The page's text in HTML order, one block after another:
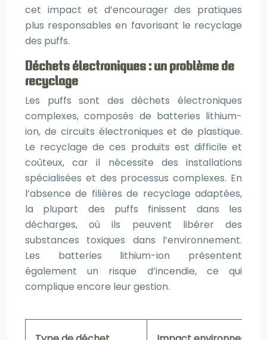
cet impact et d’encourager des pratiques
plus responsables en favorisant le recyclage
des puffs.
Déchets électroniques : un problème de
recyclage
Les puffs sont des déchets électroniques
complexes, composés de batteries lithium-
ion, de circuits électroniques et de plastique.
Le recyclage de ces produits est difficile et
coûteux, car il nécessite des installations
spécialisées et des processus complexes. En
l’absence de filières de recyclage adaptées,
la plupart des puffs finissent dans les
décharges, où ils peuvent libérer des
substances toxiques dans l’environnement.
Les batteries lithium-ion présentent
également un risque d’incendie, ce qui
complique encore leur gestion.